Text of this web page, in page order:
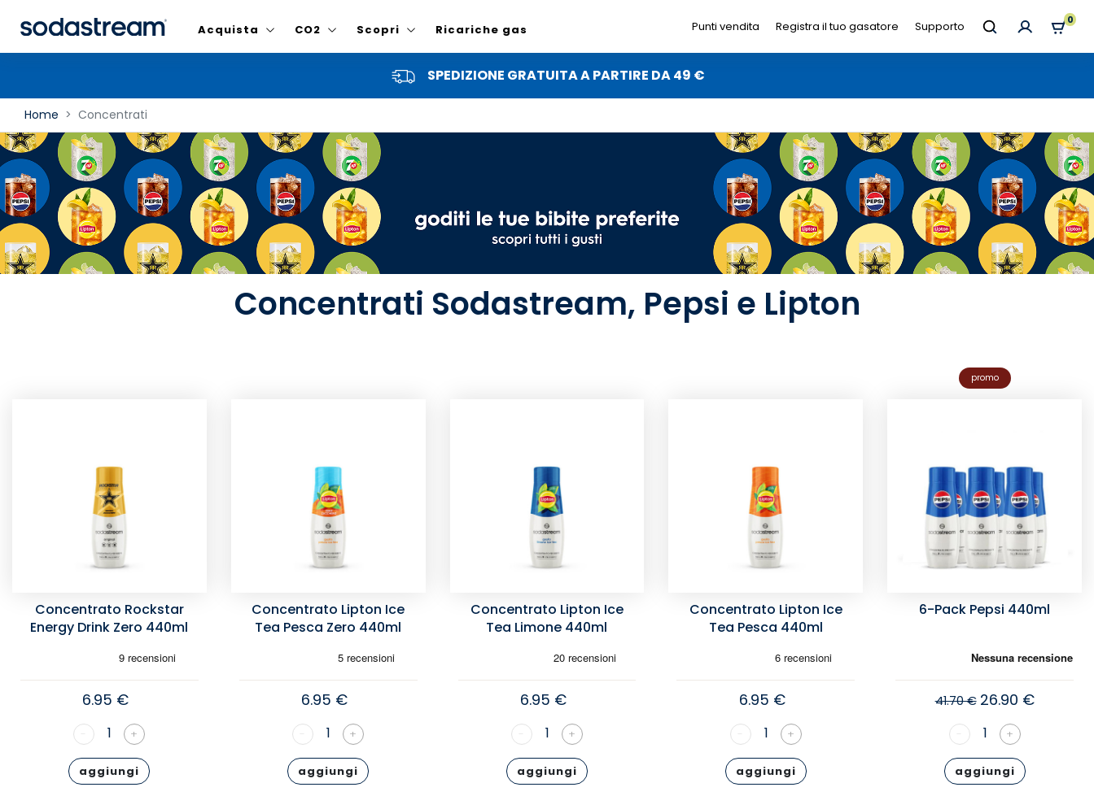
Acquista CO2 Scopri Ricariche gas Punti vendita Registra il tuo gasatore Supporto 0
SPEDIZIONE GRATUITA A PARTIRE DA 49 €
Home Concentrati
Concentrati Sodastream, Pepsi e Lipton
Concentrato Rockstar
Energy Drink Zero 440ml
6.95 €
1 +
aggiungi
Concentrato Lipton Ice
Tea Pesca Zero 440ml
6.95 €
1 +
aggiungi
Concentrato Lipton Ice
Tea Limone 440ml
6.95 €
1 +
aggiungi
Concentrato Lipton Ice
Tea Pesca 440ml
6.95 €
1 +
aggiungi
promo
6-Pack Pepsi 440ml
41.70 € 26.90 €
1 +
aggiungi